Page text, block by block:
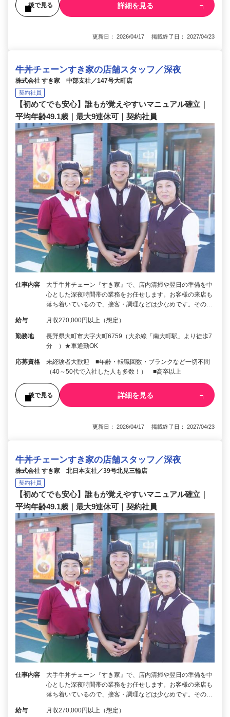
後で見る 詳細を見る
更新日： 2026/04/17 掲載終了日： 2027/04/23
牛丼チェーンすき家の店舗スタッフ／深夜
株式会社 すき家 中部支社／147号大町店
契約社員
【初めてでも安心】誰もが覚えやすいマニュアル確立｜
平均年齢49.1歳｜最大9連休可｜契約社員
仕事内容
大手牛丼チェーン『すき家』で、店内清掃や翌日の準備を中
心とした深夜時間帯の業務をお任せします。お客様の来店も
落ち着いているので、接客・調理などは少なめです。その…
給与 月収270,000円以上（想定）
勤務地
長野県大町市大字大町6759（大糸線「南大町駅」より徒歩7
分 ）★車通勤OK
応募資格
未経験者大歓迎 ■年齢・転職回数・ブランクなど一切不問
（40～50代で入社した人も多数！） ■高卒以上
後で見る 詳細を見る
更新日： 2026/04/17 掲載終了日： 2027/04/23
牛丼チェーンすき家の店舗スタッフ／深夜
株式会社 すき家 北日本支社／39号北見三輪店
契約社員
【初めてでも安心】誰もが覚えやすいマニュアル確立｜
平均年齢49.1歳｜最大9連休可｜契約社員
仕事内容
大手牛丼チェーン『すき家』で、店内清掃や翌日の準備を中
心とした深夜時間帯の業務をお任せします。お客様の来店も
落ち着いているので、接客・調理などは少なめです。その…
給与 月収270,000円以上（想定）